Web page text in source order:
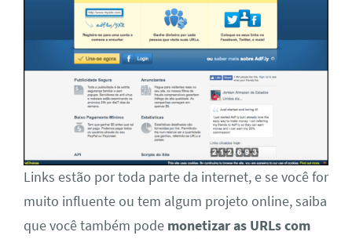
Links estão por toda parte da internet, e se você for
muito influente ou tem algum projeto online, saiba
que você também pode monetizar as URLs com